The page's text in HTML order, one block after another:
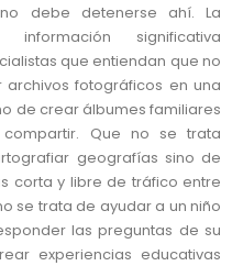
debe detenerse ahí. La
significativa
que entiendan que no
fotográficos en una
de crear álbumes familiares
Que no se trata
geografías sino de
corta y libre de tráfico entre
se trata de ayudar a un niño
las preguntas de su
experiencias educativas